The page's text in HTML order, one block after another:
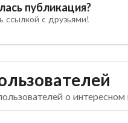
публикация?
ссылкой с друзьями!
о